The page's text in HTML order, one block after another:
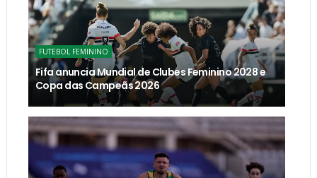
FUTEBOL FEMININO
Fifa anuncia Mundial de Clubes Feminino 2028 e
Copa das Campeãs 2026